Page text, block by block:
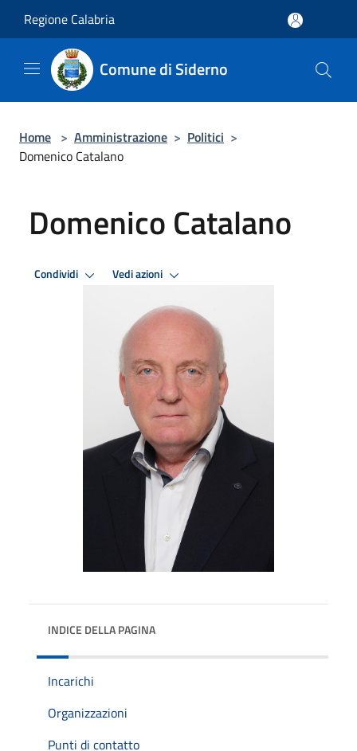
Regione Calabria
Comune di Siderno
Home > Amministrazione > Politici >
Domenico Catalano
Domenico Catalano
Condividi Vedi azioni
INDICE DELLA PAGINA
Incarichi
Organizzazioni
Punti di contatto